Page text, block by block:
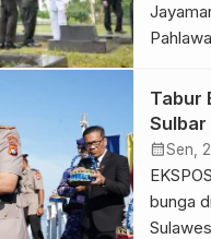
TMP
para
Tabur
calendar_monthSen,
bunga